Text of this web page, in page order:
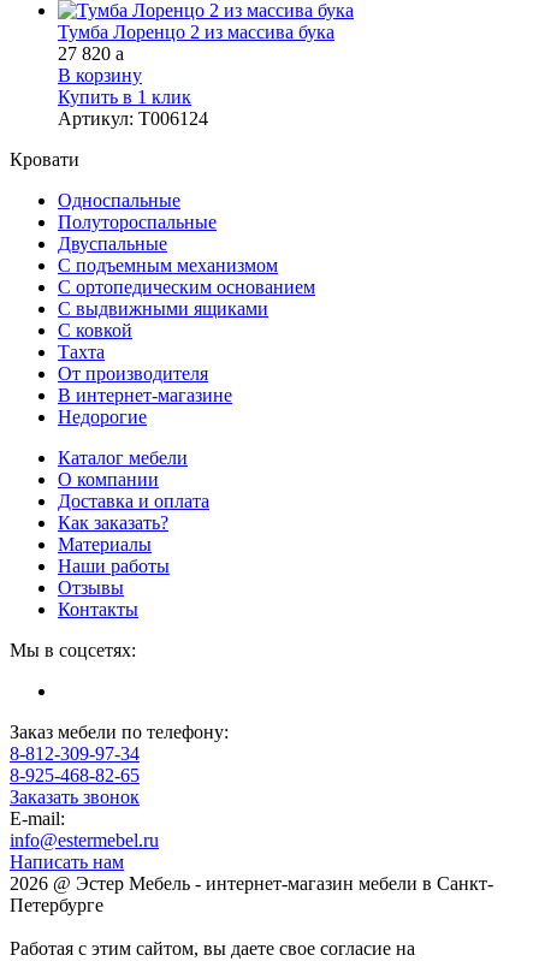
Тумба Лоренцо 2 из массива бука
27 820 a
В корзину
Купить в 1 клик
Артикул: Т006124
Кровати
Односпальные
Полутороспальные
Двуспальные
С подъемным механизмом
С ортопедическим основанием
С выдвижными ящиками
С ковкой
Тахта
От производителя
В интернет-магазине
Недорогие
Каталог мебели
О компании
Доставка и оплата
Как заказать?
Материалы
Наши работы
Отзывы
Контакты
Мы в соцсетях:
Заказ мебели по телефону:
8-812-309-97-34
8-925-468-82-65
Заказать звонок
E-mail:
info@estermebel.ru
Написать нам
2026 @ Эстер Мебель - интернет-магазин мебели в Санкт-
Петербурге
Работая с этим сайтом, вы даете свое согласие на